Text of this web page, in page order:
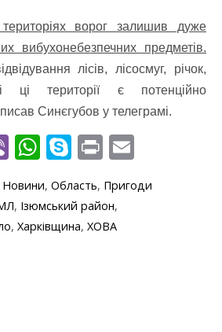
ворог залишив дуже
вибухонебезпечних предметів.
лісів, лісосмуг, річок,
ці території є потенційно
Синєгубов у телеграмі.
Vi
er
W
at
s
S
y
p
Pr
t ai
Новини, Область, Пригоди
, Ізюмський район,
, Харківщина, ХОВА